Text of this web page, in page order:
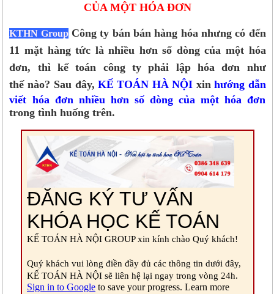
CỦA MỘT HÓA ĐƠN
KTHN GroupCông ty bán bán hàng hóa nhưng có đến
11 mặt hàng tức là nhiều hơn số dòng của một hóa
đơn, thì kế toán công ty phải lập hóa đơn như
thế nào? Sau đây,KẾ TOÁN HÀ NỘI xinhướng dẫn
viết hóa đơn nhiều hơn số dòng của một hóa đơn
trong tình huống trên.